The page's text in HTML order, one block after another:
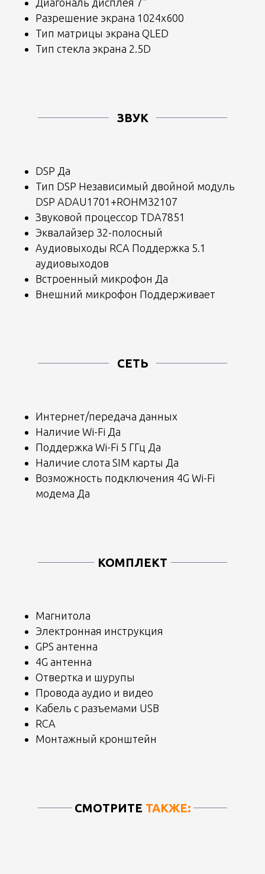
Разрешение экрана 1024x600
Тип матрицы экрана QLED
Тип стекла экрана 2.5D
ЗВУК
DSP Да
Тип DSP Независимый двойной модуль
DSP ADAU1701+ROHM32107
Звуковой процессор TDA7851
Эквалайзер 32-полосный
Аудиовыходы RCA Поддержка 5.1
аудиовыходов
Встроенный микрофон Да
Внешний микрофон Поддерживает
СЕТЬ
Интернет/передача данных
Наличие Wi-Fi Да
Поддержка Wi-Fi 5 ГГц Да
Наличие слота SIM карты Да
Возможность подключения 4G Wi-Fi
модема Да
КОМПЛЕКТ
Магнитола
Электронная инструкция
GPS антенна
4G антенна
Отвертка и шурупы
Провода аудио и видео
Кабель с разъемами USB
RCA
Монтажный кронштейн
СМОТРИТЕ ТАКЖЕ:
предоставив фото и видео, как это будет
Ваш телефон
Как с Вами связаться?
Оставить заявку
Вас ждет сюрприз! Крутите
фортуны.